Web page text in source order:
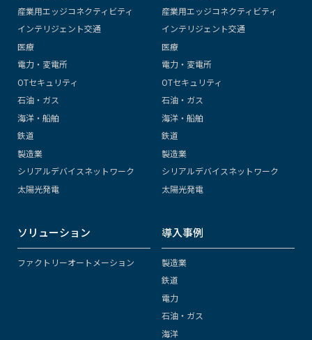
産業用エッジコネクティビティ
インテリジェント交通
医療
電力・変電所
OTセキュリティ
石油・ガス
海洋・船舶
鉄道
製造業
シリアルデバイスネットワーク
太陽光発電
産業用エッジコネクティビティ
インテリジェント交通
医療
電力・変電所
OTセキュリティ
石油・ガス
海洋・船舶
鉄道
製造業
シリアルデバイスネットワーク
太陽光発電
ソリューション
ファクトリーオートメーション
導入事例
製造業
鉄道
電力
石油・ガス
海洋